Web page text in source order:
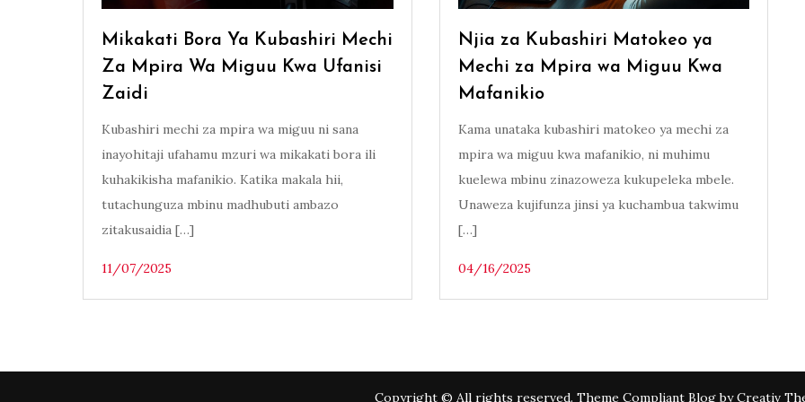
Mikakati Bora Ya Kubashiri Mechi
Za Mpira Wa Miguu Kwa Ufanisi
Zaidi
Kubashiri mechi za mpira wa miguu ni sana
inayohitaji ufahamu mzuri wa mikakati bora ili
kuhakikisha mafanikio. Katika makala hii,
tutachunguza mbinu madhubuti ambazo
zitakusaidia […]
11/07/2025
Njia za Kubashiri Matokeo ya
Mechi za Mpira wa Miguu Kwa
Mafanikio
Kama unataka kubashiri matokeo ya mechi za
mpira wa miguu kwa mafanikio, ni muhimu
kuelewa mbinu zinazoweza kukupeleka mbele.
Unaweza kujifunza jinsi ya kuchambua takwimu
[…]
04/16/2025
Copyright © All rights reserved. Theme Compliant Blog byCreativ